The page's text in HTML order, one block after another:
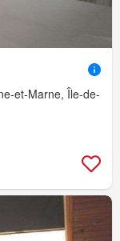
et-Marne, Île-de-